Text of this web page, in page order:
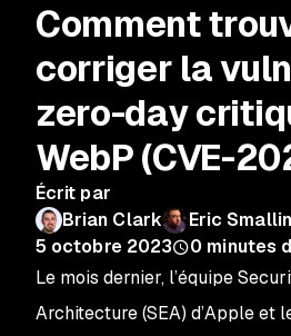
Comment
corriger la
zero-day
WebP (CVE-
Écrit par
Brian Clark
Eric
5 octobre 2023
0 minutes
Le mois dernier, l’équipe
Architecture (SEA) d’Apple et